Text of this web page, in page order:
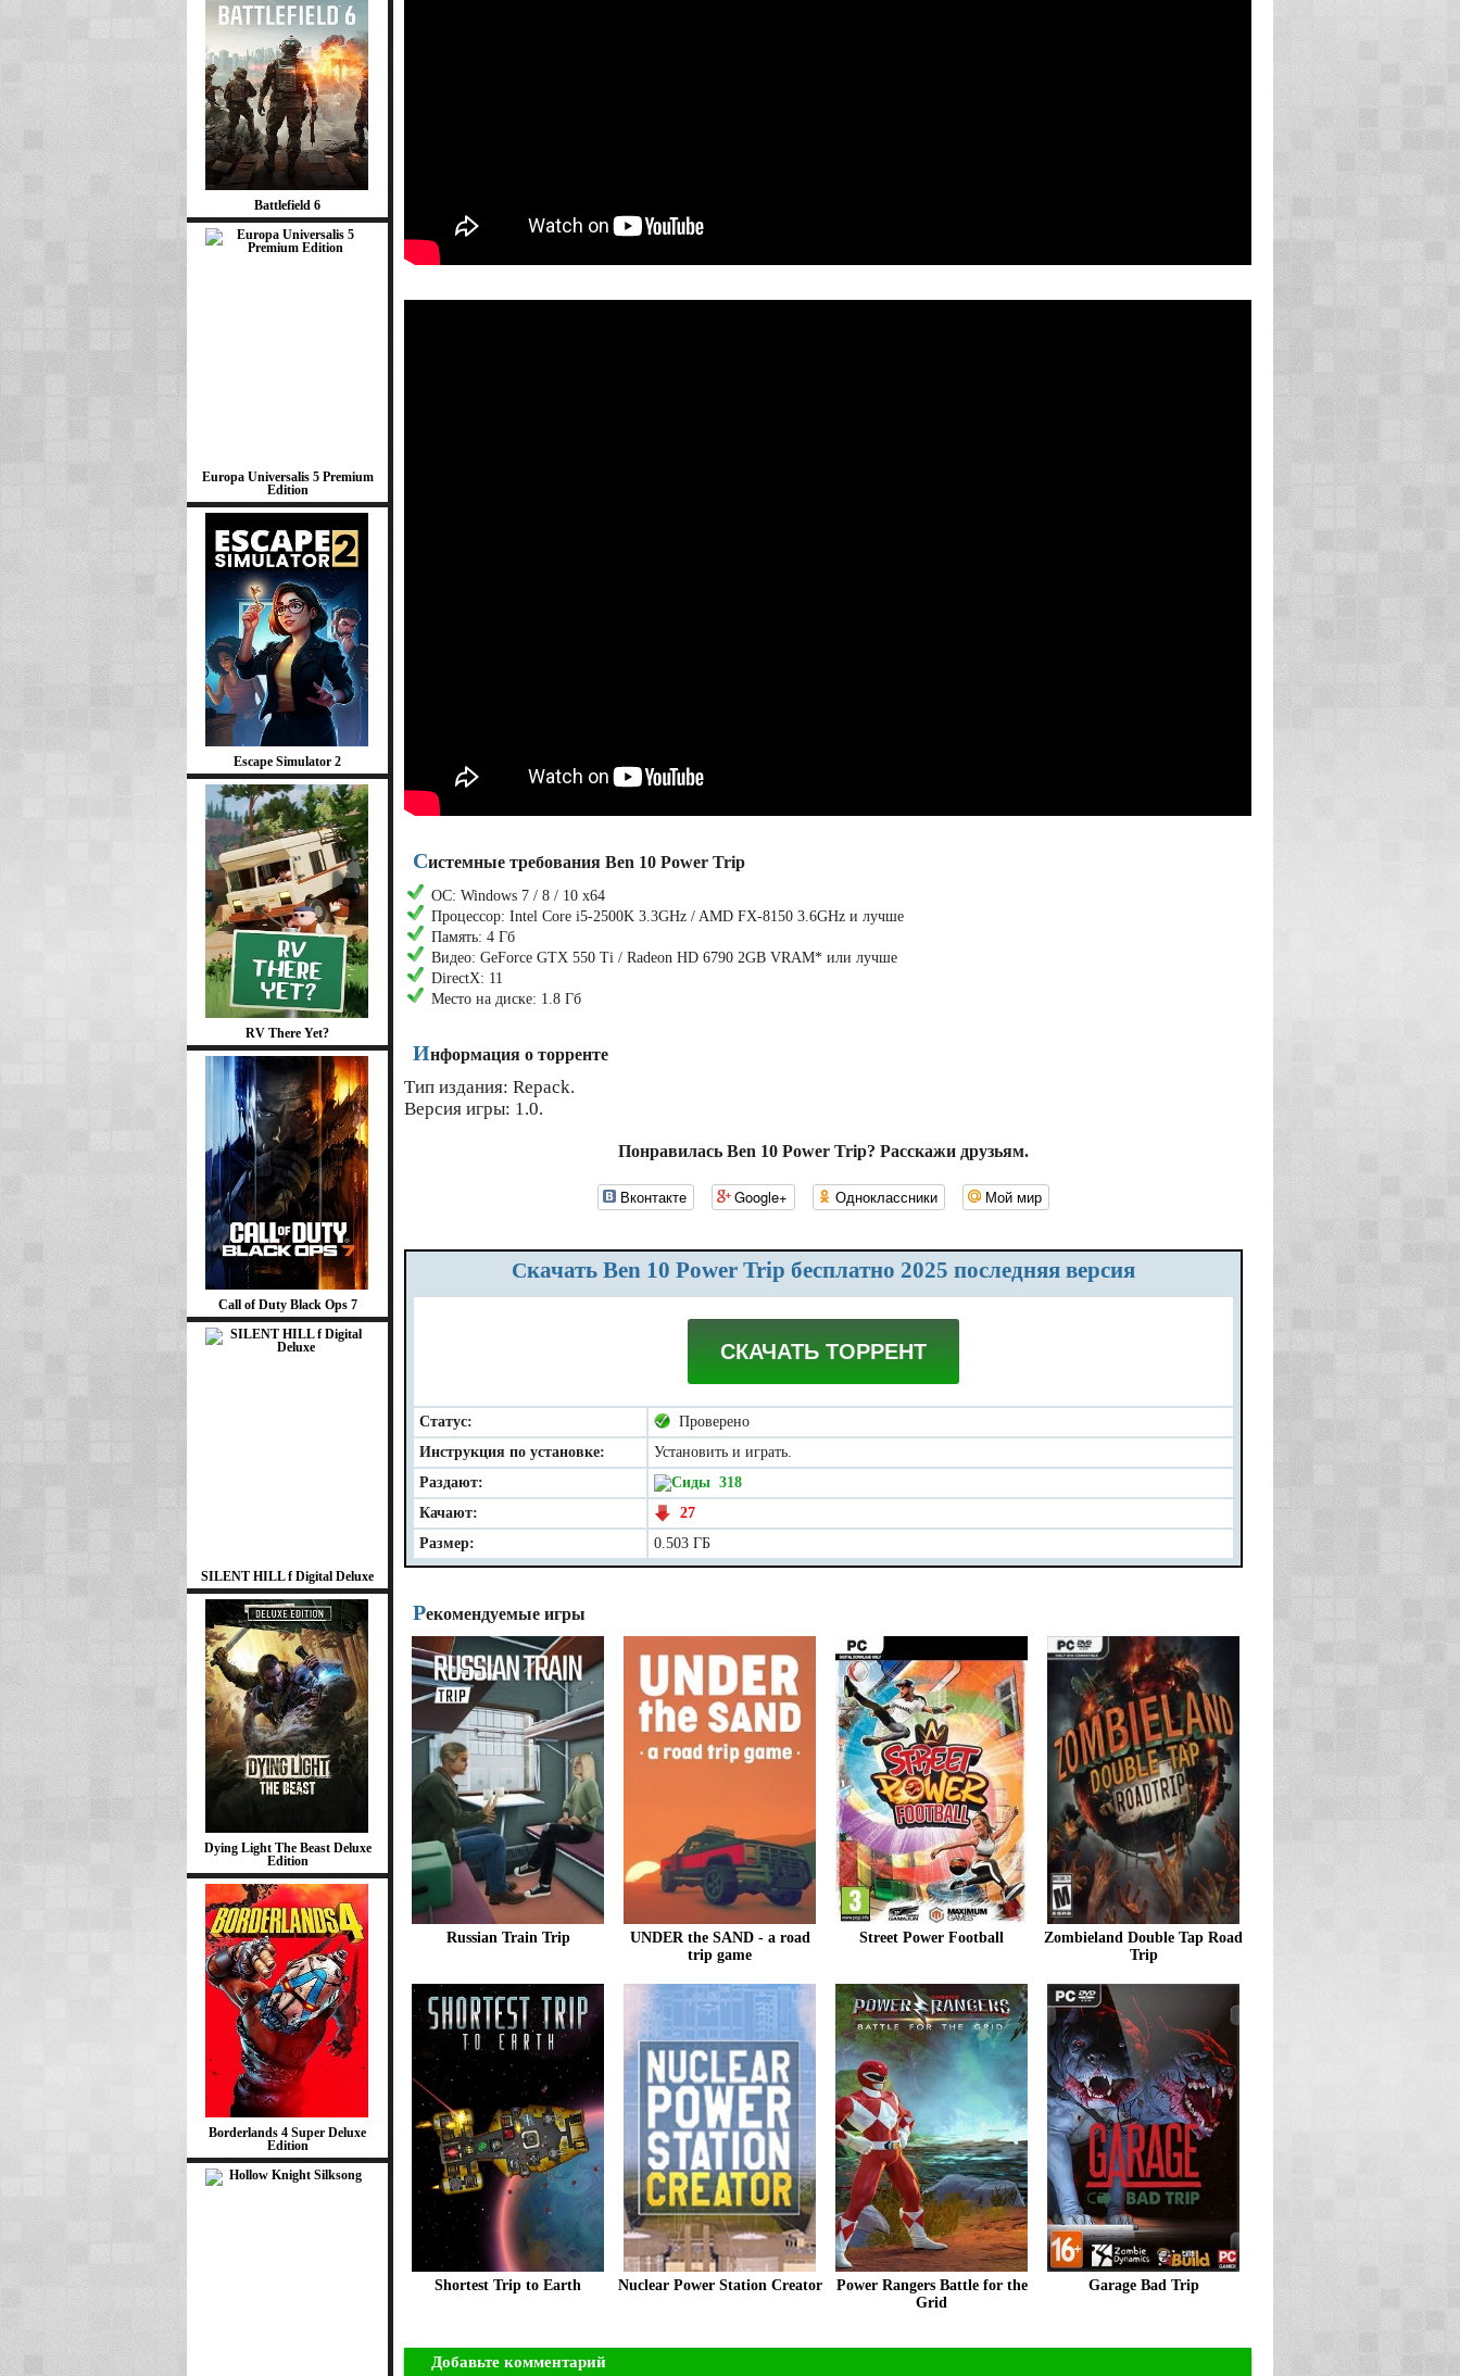
Battlefield 6
Europa Universalis 5 Premium
Edition
Escape Simulator 2
RV There Yet?
Call of Duty Black Ops 7
SILENT HILL f Digital Deluxe
Dying Light The Beast Deluxe
Edition
Borderlands 4 Super Deluxe
Edition
Системные требования Ben 10 Power Trip
ОС: Windows 7 / 8 / 10 x64
Процессор: Intel Core i5-2500K 3.3GHz / AMD FX-8150 3.6GHz и лучше
Память: 4 Гб
Видео: GeForce GTX 550 Ti / Radeon HD 6790 2GB VRAM* или лучше
DirectX: 11
Место на диске: 1.8 Гб
Информация о торренте
Тип издания: Repack.
Версия игры: 1.0.
Понравилась Ben 10 Power Trip? Расскажи друзьям.
Вконтакте Google+ Одноклассники Мой мир
Скачать Ben 10 Power Trip бесплатно 2025 последняя версия
СКАЧАТЬ ТОРРЕНТ
Статус:
Проверено
Инструкция по установке:
Установить и играть.
Раздают:
318
Качают:
27
Размер:
0.503 ГБ
Рекомендуемые игры
Russian Train Trip
UNDER the SAND - a road
trip game
Street Power Football
Zombieland Double Tap Road
Trip
Shortest Trip to Earth Nuclear Power Station Creator
Power Rangers Battle for the
Grid
Garage Bad Trip
Добавьте комментарий